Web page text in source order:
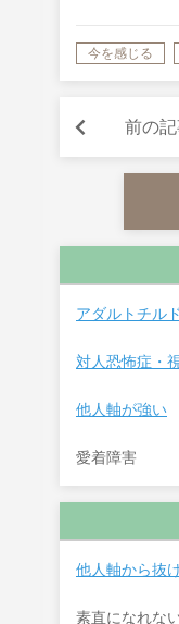
今を感じる
前の
アダルトチル
対人恐怖症・
他人軸が強い
愛着障害
他人軸から抜
素直になれな